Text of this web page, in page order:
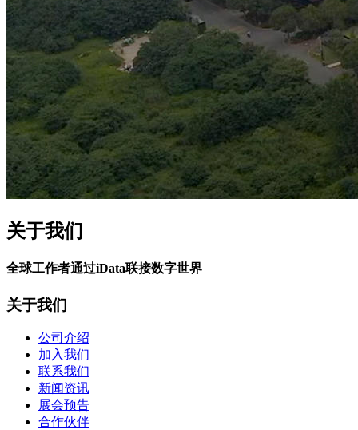
关于我们
全球工作者通过iData联接数字世界
关于我们
公司介绍
加入我们
联系我们
新闻资讯
展会预告
合作伙伴